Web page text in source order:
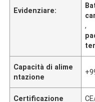
Evidenziare:
,
Capacità di alime
ntazione
Certificazione